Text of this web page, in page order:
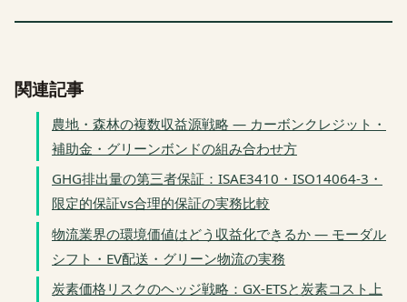
関連記事
農地・森林の複数収益源戦略 — カーボンクレジット・
補助金・グリーンボンドの組み合わせ方
GHG排出量の第三者保証：ISAE3410・ISO14064-3・
限定的保証vs合理的保証の実務比較
物流業界の環境価値はどう収益化できるか — モーダル
シフト・EV配送・グリーン物流の実務
炭素価格リスクのヘッジ戦略：GX-ETSと炭素コスト上